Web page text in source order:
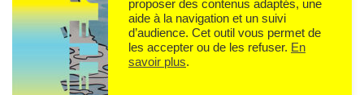
proposer des contenus adaptés, une
aide à la navigation et un suivi
d’audience. Cet outil vous permet de
les accepter ou de les refuser. En
savoir plus.